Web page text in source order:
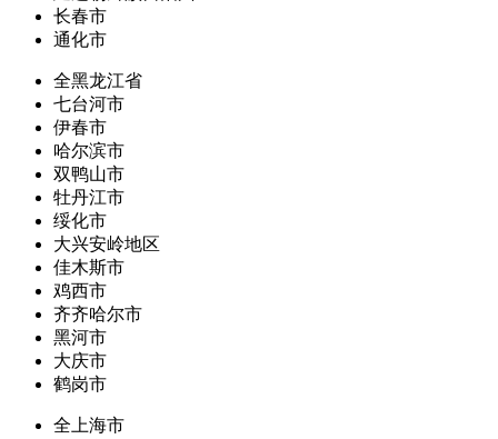
长春市
通化市
全黑龙江省
七台河市
伊春市
哈尔滨市
双鸭山市
牡丹江市
绥化市
大兴安岭地区
佳木斯市
鸡西市
齐齐哈尔市
黑河市
大庆市
鹤岗市
全上海市